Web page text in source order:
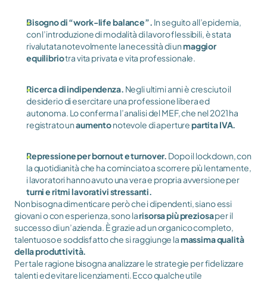
Bisogno di “work-life balance”. In seguito all’epidemia,
con l’introduzione di modalità di lavoro flessibili, è stata
rivalutata notevolmente la necessità di un maggior
equilibrio tra vita privata e vita professionale.
Ricerca di indipendenza. Negli ultimi anni è cresciuto il
desiderio di esercitare una professione libera ed
autonoma. Lo conferma l’analisi del MEF, che nel 2021 ha
registrato un aumento notevole di aperture partita IVA.
Repressione per bornout e turnover. Dopo il lockdown, con
la quotidianità che ha cominciato a scorrere più lentamente,
i lavoratori hanno avuto una vera e propria avversione per
turni e ritmilavorativi stressanti.
Non bisogna dimenticare però che i dipendenti, siano essi
giovani o con esperienza, sono la risorsa più preziosa per il
successo di un’azienda. È grazie ad un organico completo,
talentuoso e soddisfatto che si raggiunge la massima qualità
della produttività.
Per tale ragione bisogna analizzare le strategie per fidelizzare
talenti ed evitare licenziamenti. Ecco qualche utile